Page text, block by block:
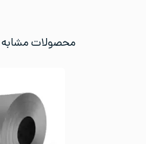
محصولات مشابه